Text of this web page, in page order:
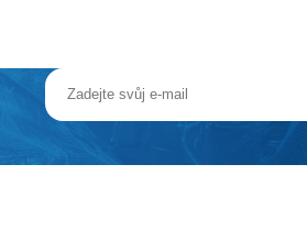
se spoustou taveren, vyhlášenými